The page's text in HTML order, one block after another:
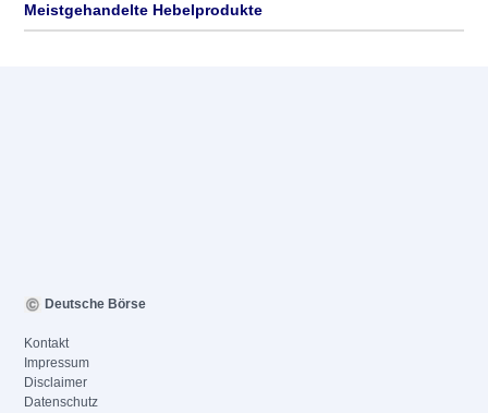
Meistgehandelte Hebelprodukte
Deutsche Börse
Kontakt
Impressum
Disclaimer
Datenschutz